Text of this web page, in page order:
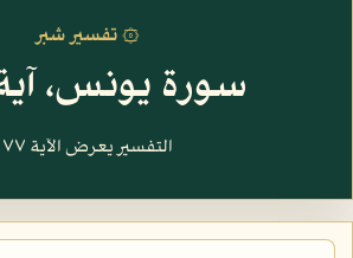
۞ تفسير شبر
سورة يونس، آية
التفسير يعرض الآية ٧٧